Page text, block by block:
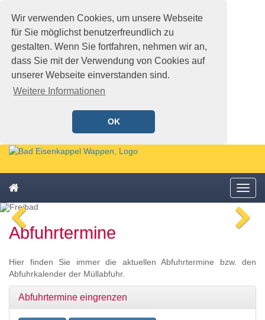
Wir verwenden Cookies, um unsere Webseite
für Sie möglichst benutzerfreundlich zu
gestalten. Wenn Sie fortfahren, nehmen wir an,
dass Sie mit der Verwendung von Cookies auf
unserer Webseite einverstanden sind.
Weitere Informationen
OK
Schnellmenü
Zur
springen,
Accesskey
Zur
Hauptnavigation
springen,
springen,
Schnellmenü
zurück
Menü
Bild
Zum
Schnellmenü
zurück
Abfuhrtermine
Hier finden Sie immer die aktuellen Abfuhrtermine bzw. den
Abfuhrkalender der Müllabfuhr.
Abfuhrtermine eingrenzen